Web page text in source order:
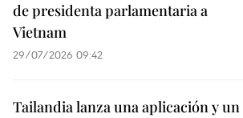
de presidenta parlamentaria a
Vietnam
29/07/2026 09:42
Tailandia lanza una aplicación y un